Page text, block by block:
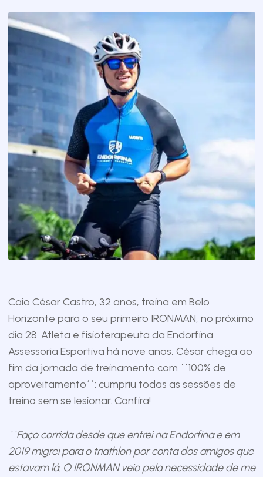
Caio César Castro, 32 anos, treina em Belo
Horizonte para o seu primeiro IRONMAN, no próximo
dia 28. Atleta e fisioterapeuta da Endorfina
Assessoria Esportiva há nove anos, César chega ao
fim da jornada de treinamento com ´´100% de
aproveitamento´´: cumpriu todas as sessões de
treino sem se lesionar. Confira!
´´Faço corrida desde que entrei na Endorfina e em
2019 migrei para o triathlon por conta dos amigos que
estavam lá. O IRONMAN veio pela necessidade de me